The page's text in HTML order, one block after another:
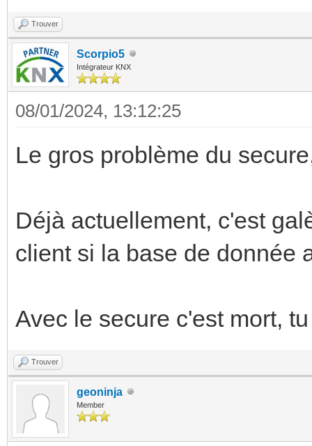
Trouver
Scorpio5
Intégrateur KNX
08/01/2024, 13:12:25
Le gros problème du
Déjà actuellement, c'est
client si la base de donnée
Avec le secure c'est mort,
Trouver
geoninja
Member